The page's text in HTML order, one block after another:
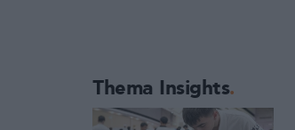
Thema Insights